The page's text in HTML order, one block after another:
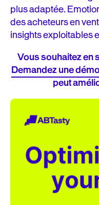
plus adaptée.
des acheteurs en
insights exploitables
Vous souhaitez en
Demandez une
peut